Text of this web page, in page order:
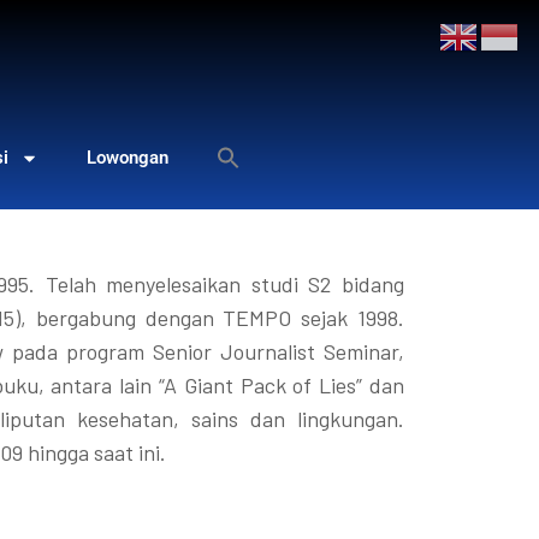
Lowongan
Telah menyelesaikan studi S2 bidang
bergabung dengan TEMPO sejak 1998.
pada program Senior Journalist Seminar,
antara lain “A Giant Pack of Lies” dan
kesehatan, sains dan lingkungan.
hingga saat ini.